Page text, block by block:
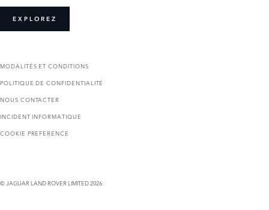
EXPLOREZ
MODALITÉS ET CONDITIONS
POLITIQUE DE CONFIDENTIALITÉ
NOUS CONTACTER
INCIDENT INFORMATIQUE
COOKIE PREFERENCE
© JAGUAR LAND ROVER LIMITED 2026